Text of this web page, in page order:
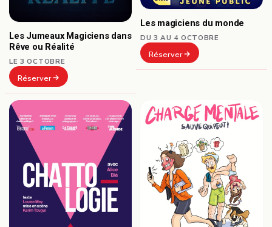
Les Jumeaux Magiciens dans
Rêve ou Réalité
LE 3 OCTOBRE
Réserver
Les magiciens du monde
DU 3 AU 4 OCTOBRE
Réserver